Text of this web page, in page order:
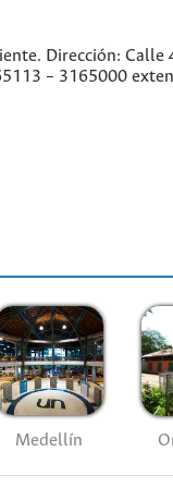
Dirección: Calle
– 3165000
Medellín